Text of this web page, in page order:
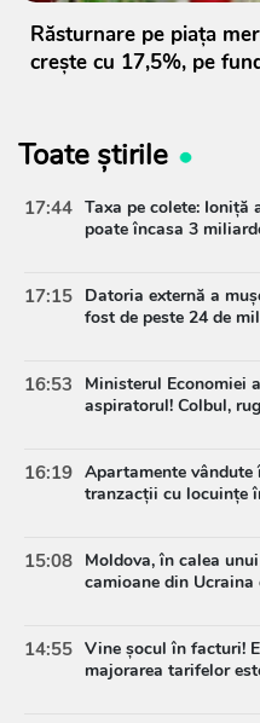
Răsturnare pe piața
crește cu 17,5%, pe
Toate știrile
17:44 Taxa pe colete: Ioniță
poate încasa 3
17:15 Datoria externă a
fost de peste 24 de
16:53
Ministerul Economiei
aspiratorul! Colbul,
16:19 Apartamente vândute
tranzacții cu locuințe
15:08 Moldova, în calea
camioane din
14:55 Vine șocul în facturi!
majorarea tarifelor